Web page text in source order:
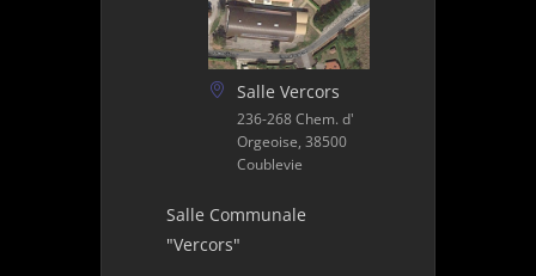
Salle Vercors
236-268 Chem. d'
Orgeoise, 38500
Coublevie
Salle Communale
"Vercors"